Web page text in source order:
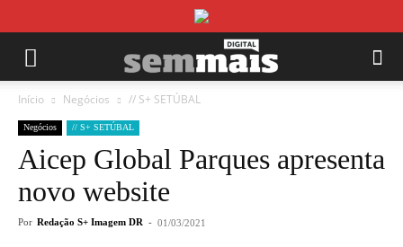
Início Negócios // S+ SETÚBAL
Negócios // S+ SETÚBAL
Aicep Global Parques apresenta
novo website
Por Redação S+ Imagem DR - 01/03/2021